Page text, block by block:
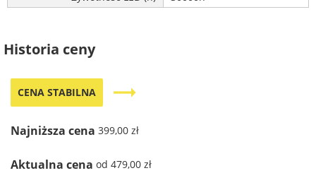
Historia ceny
CENA STABILNA trending_flat
Najniższa cena 399,00 zł
Aktualna cena od 479,00 zł